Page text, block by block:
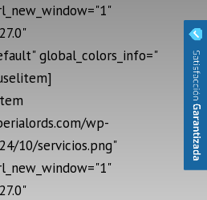
global_colors_info="
wp-
10/servicios.png"